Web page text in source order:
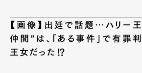
【画像】出廷で話題…ハリー
仲間”は、「ある事件」で有罪
王女だった⁉︎